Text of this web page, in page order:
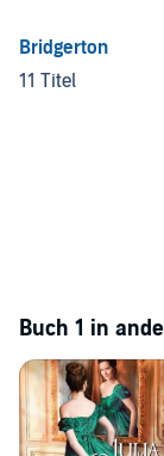
Bridgerton
11 Titel
Buch 1 in